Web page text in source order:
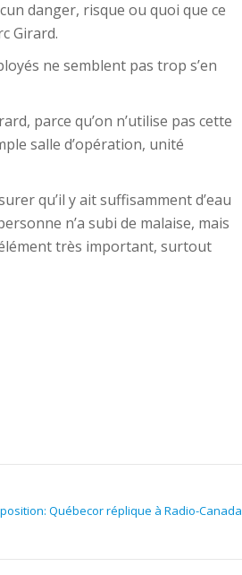
danger, risque ou quoi que ce
Girard.
ne semblent pas trop s’en
parce qu’on n’utilise pas cette
salle d’opération, unité
qu’il y ait suffisamment d’eau
n’a subi de malaise, mais
très important, surtout
Québecor réplique à Radio-Canada